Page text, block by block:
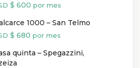
$ 600 por mes
1000 – San Telmo
$ 680 por mes
quinta – Spegazzini,